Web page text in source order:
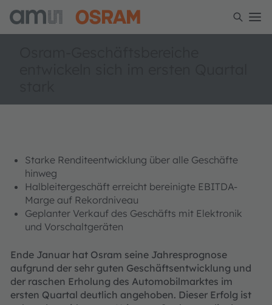
Starke Renditeentwicklung über alle Geschäfte
hinweg
Halbleitergeschäft erreicht bereinigte EBITDA-
Marge auf Rekordniveau
Geplanter Verkauf des Geschäfts mit Elektronik
und Vorschaltgeräten
Ende Januar hat Osram seine Jahresprognose
aufgrund der sehr guten Geschäftsentwicklung und
der raschen Erholung des Automobilmarktes im
ersten Quartal deutlich angehoben. Dieser Erfolg ist